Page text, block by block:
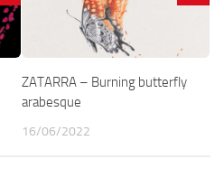
ZATARRA – Burning butterfly
arabesque
16/06/2022